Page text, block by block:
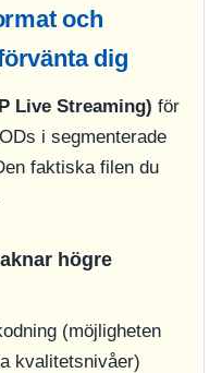
och
dig
Live Streaming) för
i segmenterade
faktiska filen du
högre
(möjligheten
kvalitetsnivåer)